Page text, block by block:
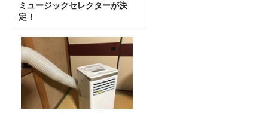
ミュージックセレクターが決
定！